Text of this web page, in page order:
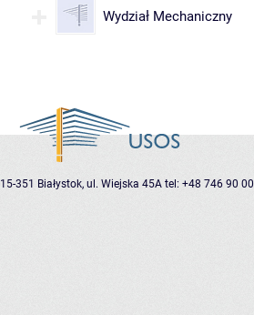
Wydział Mechaniczny
15-351 Białystok, ul. Wiejska 45A tel: +48 746 90 00